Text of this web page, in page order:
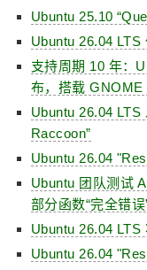
Ubuntu 25.10
Ubuntu 26.04
支持周期 10 年：
布，搭载 GNOME
Ubuntu 26.04 LTS
Raccoon”
Ubuntu 26.04
Ubuntu 团队测试
部分函数“完全错误
Ubuntu 26.04
Ubuntu 26.04